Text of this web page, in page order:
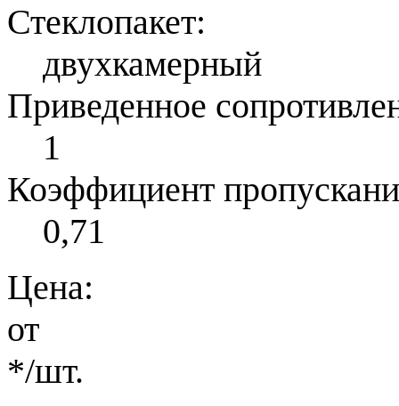
Стеклопакет:
двухкамерный
Приведенное
1
Коэффициент
0,71
Цена:
от
*/шт.